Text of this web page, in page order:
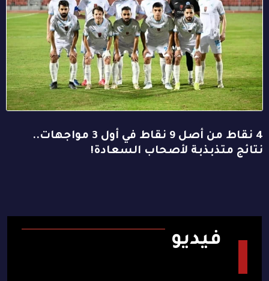
4 نقاط من أصل 9 نقاط في أول 3 مواجهات..
نتائج متذبذبة لأصحاب السعادة!
فيديو